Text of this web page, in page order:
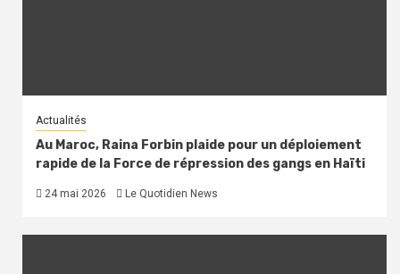
Actualités
Au Maroc, Raina Forbin plaide pour un déploiement
rapide de la Force de répression des gangs en Haïti
24 mai 2026 Le Quotidien News